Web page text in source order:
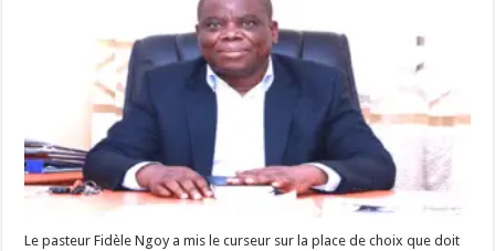
Le pasteur Fidèle Ngoy a mis le curseur sur la place de choix que doit